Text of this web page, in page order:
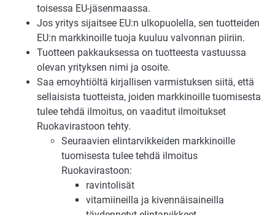
toisessa EU-jäsenmaassa.
Jos yritys sijaitsee EU:n ulkopuolella, sen tuotteiden
EU:n markkinoille tuoja kuuluu valvonnan piiriin.
Tuotteen pakkauksessa on tuotteesta vastuussa
olevan yrityksen nimi ja osoite.
Saa emoyhtiöltä kirjallisen varmistuksen siitä, että
sellaisista tuotteista, joiden markkinoille tuomisesta
tulee tehdä ilmoitus, on vaaditut ilmoitukset
Ruokavirastoon tehty.
Seuraavien elintarvikkeiden markkinoille
tuomisesta tulee tehdä ilmoitus
Ruokavirastoon:
ravintolisät
vitamiineilla ja kivennäisaineilla